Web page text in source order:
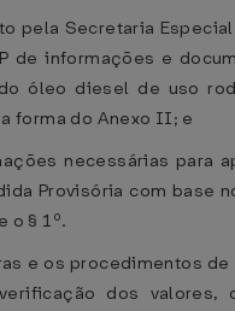
pela Secretaria
de informações e
óleo diesel de uso
forma do Anexo II; e
necessárias para
Provisória com base
o § 1º.
e os procedimentos
dos valores,